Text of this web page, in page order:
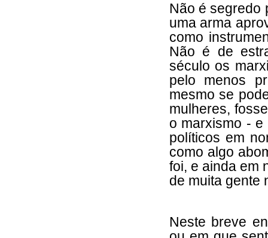
Não é segredo
uma arma
como
Não é de
século os
pelo menos
mesmo se
mulheres,
o marxismo - e
políticos em
como algo
foi, e ainda em
de muita gente
Neste breve